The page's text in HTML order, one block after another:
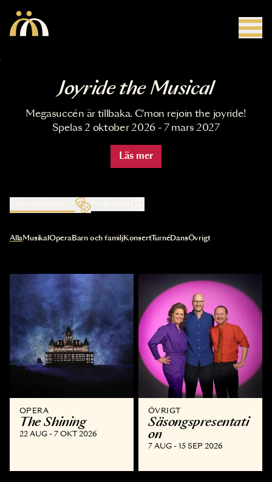
Joyride the Musical
Megasuccén är tillbaka. C'mon rejoin the joyride!
Spelas 2 oktober 2026 - 7 mars 2027
Läs mer
Kalender
Val av kategori uppdaterar innehållet automatiskt
AllaMusikal OperaBarn och familjKonsertTurnéDansÖvrigt
OPERA
The Shining
22 AUG - 7 OKT 2026
ÖVRIGT
Säsongspresentati
on
7 AUG - 15 SEP 2026